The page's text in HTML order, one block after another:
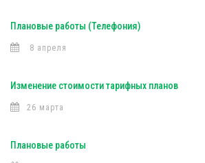
Плановые работы (Телефония)
8 апреля
Изменение стоимости тарифных планов
26 марта
Плановые работы